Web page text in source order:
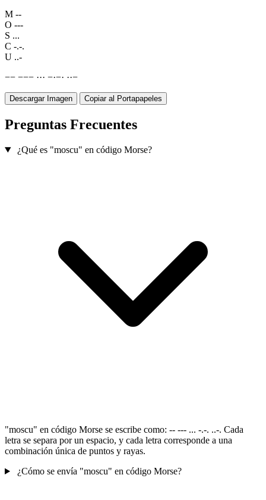
M --
O ---
S ...
C -.-.
U ..-
−− −−− ··· −·−· ··−
Descargar Imagen Copiar al Portapapeles
Preguntas Frecuentes
¿Qué es "moscu" en código Morse?
"moscu" en código Morse se escribe como: -- --- ... -.-. ..-. Cada
letra se separa por un espacio, y cada letra corresponde a una
combinación única de puntos y rayas.
¿Cómo se envía "moscu" en código Morse?